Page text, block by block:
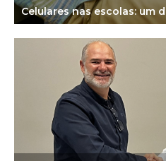
Celulares nas escolas: um